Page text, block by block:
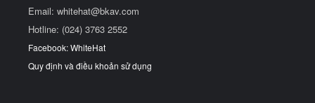
Email: whitehat@bkav.com
Hotline: (024) 3763 2552
Facebook: WhiteHat
Quy định và điều khoản sử dụng